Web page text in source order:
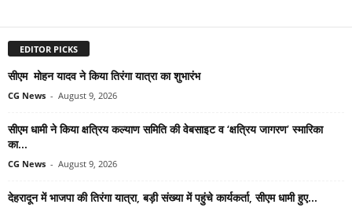
EDITOR PICKS
सीएम मोहन यादव ने किया तिरंगा यात्रा का शुभारंभ
CG News - August 9, 2026
सीएम धामी ने किया क्षत्रिय कल्याण समिति की वेबसाइट व ‘क्षत्रिय जागरण’ स्मारिका
का...
CG News - August 9, 2026
देहरादून में भाजपा की तिरंगा यात्रा, बड़ी संख्या में पहुंचे कार्यकर्ता, सीएम धामी हुए...